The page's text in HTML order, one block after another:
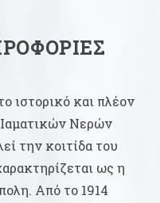
ιστορικό και πλέον
Νερών
την κοιτίδα του
ως η
Από το 1914